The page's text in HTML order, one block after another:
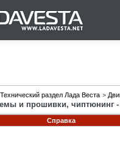
Технический раздел Лада Веста >
и прошивки, чиптюнинг -
Справка